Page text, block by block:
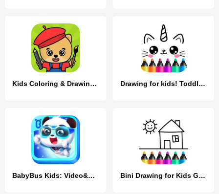
Kids Coloring & Drawing Games Drawing for kids! Toddler draw
BabyBus Kids: Video&Game World Bini Drawing for Kids Games